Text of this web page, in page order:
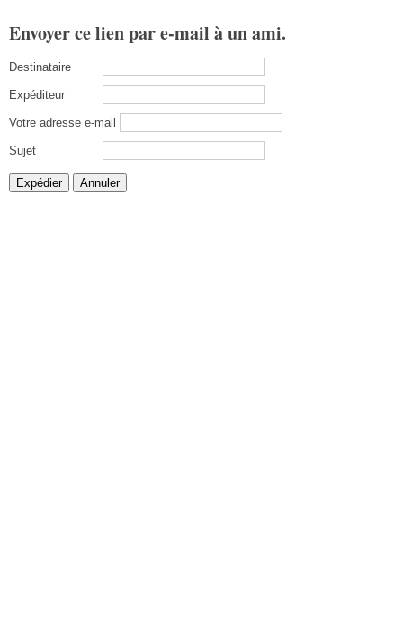
Envoyer ce lien par e-mail à un ami.
Destinataire
Expéditeur
Votre adresse e-mail
Sujet
Expédier Annuler